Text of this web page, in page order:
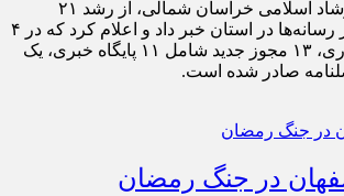
اداره‌کل فرهنگ و ارشاد اسلامی خراسان شمالی، از رشد ۲۱
درصدی صدور مجوز رسانه‌ها در استان خبر داد و اعلام کرد که در ۴
ماهه ابتدای سال جاری، ۱۳ مجوز جدید شامل ۱۱ پایگاه خبری، یک
صادر شده است.
در جنگ رمضان